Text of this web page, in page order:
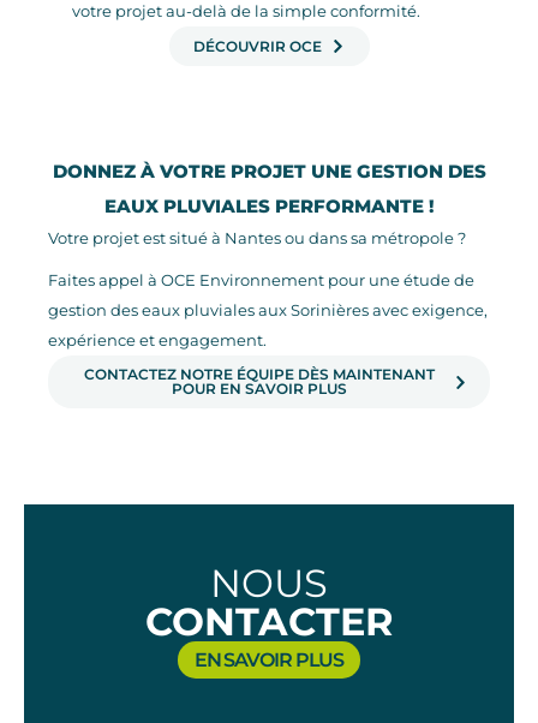
votre projet au-delà de la simple conformité.
DÉCOUVRIR OCE
DONNEZ À VOTRE PROJET UNE GESTION DES
EAUX PLUVIALES PERFORMANTE !
Votre projet est situé à Nantes ou dans sa métropole ?
Faites appel à OCE Environnement pour une étude de
gestion des eaux pluviales aux Sorinières avec exigence,
expérience et engagement.
CONTACTEZ NOTRE ÉQUIPE DÈS MAINTENANT
POUR EN SAVOIR PLUS
NOUS
CONTACTER
EN SAVOIR PLUS